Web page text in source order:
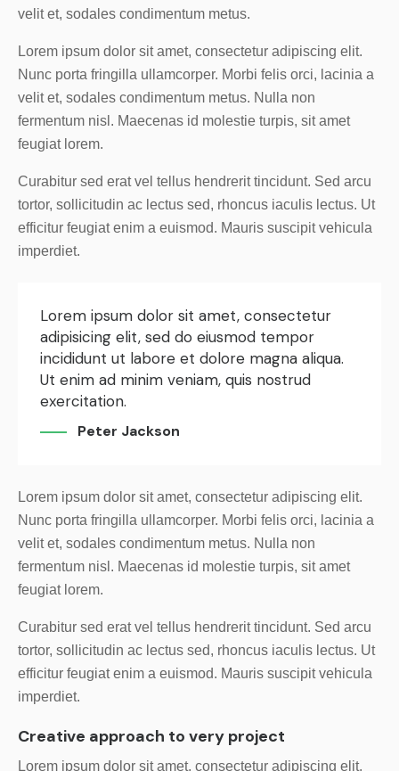
velit et, sodales condimentum metus.
Lorem ipsum dolor sit amet, consectetur adipiscing elit.
Nunc porta fringilla ullamcorper. Morbi felis orci, lacinia a
velit et, sodales condimentum metus. Nulla non
fermentum nisl. Maecenas id molestie turpis, sit amet
feugiat lorem.
Curabitur sed erat vel tellus hendrerit tincidunt. Sed arcu
tortor, sollicitudin ac lectus sed, rhoncus iaculis lectus. Ut
efficitur feugiat enim a euismod. Mauris suscipit vehicula
imperdiet.
Lorem ipsum dolor sit amet, consectetur
adipisicing elit, sed do eiusmod tempor
incididunt ut labore et dolore magna aliqua.
Ut enim ad minim veniam, quis nostrud
exercitation.
Peter Jackson
Lorem ipsum dolor sit amet, consectetur adipiscing elit.
Nunc porta fringilla ullamcorper. Morbi felis orci, lacinia a
velit et, sodales condimentum metus. Nulla non
fermentum nisl. Maecenas id molestie turpis, sit amet
feugiat lorem.
Curabitur sed erat vel tellus hendrerit tincidunt. Sed arcu
tortor, sollicitudin ac lectus sed, rhoncus iaculis lectus. Ut
efficitur feugiat enim a euismod. Mauris suscipit vehicula
imperdiet.
Creative approach to very project
Lorem ipsum dolor sit amet, consectetur adipiscing elit.